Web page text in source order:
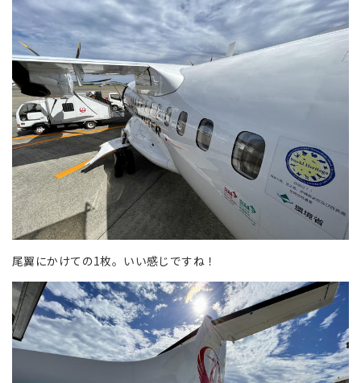
尾翼にかけての1枚。いい感じですね！